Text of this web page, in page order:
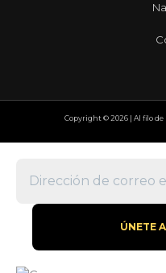
Copyright © 2026 | Al filo